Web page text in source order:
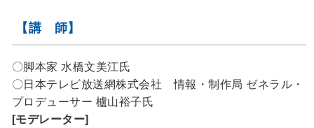
【講 師】
〇脚本家 水橋文美江氏
〇日本テレビ放送網株式会社 情報・制作局 ゼネラル・
プロデューサー 櫨山裕子氏
[モデレーター]